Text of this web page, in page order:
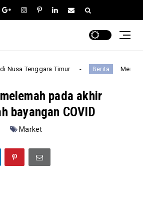
Timur Berita Menteri
pada akhir
bayangan COVID
Market